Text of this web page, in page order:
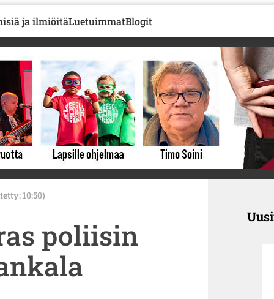
ja ilmiöitäLuetuimmatBlogit
10:50)
poliisin